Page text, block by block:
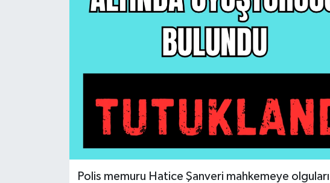
Polis memuru Hatice Şanveri mahkemeye